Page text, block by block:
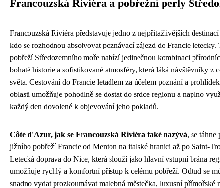
Francouzská Riviéra a pobřežní perly
Francouzská Riviéra představuje jedno z nejpřitažlivějších
kdo se rozhodnou absolvovat poznávací zájezd do Francie letecky.
pobřeží Středozemního moře nabízí jedinečnou kombinaci
bohaté historie a sofistikované atmosféry, která láká návštěvníky z
světa. Cestování do Francie letadlem za účelem poznání a
oblasti umožňuje pohodlně se dostat do srdce regionu a naplno
každý den dovolené k objevování jeho pokladů.
Côte d'Azur, jak se Francouzská Riviéra také nazývá, se táhne
jižního pobřeží Francie od Menton na italské hranici až po Saint-
Letecká doprava do Nice, která slouží jako hlavní vstupní brána
umožňuje rychlý a komfortní přístup k celému pobřeží. Odtud se
snadno vydat prozkoumávat malebná městečka, luxusní přímořské